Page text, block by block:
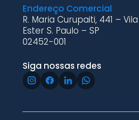
Endereço Comercial
R. Maria Curupaiti, 441 – Vila
Ester S. Paulo – SP
02452-001
Siga nossas redes